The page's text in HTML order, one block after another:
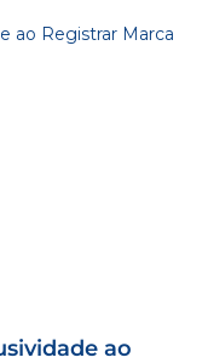
ao